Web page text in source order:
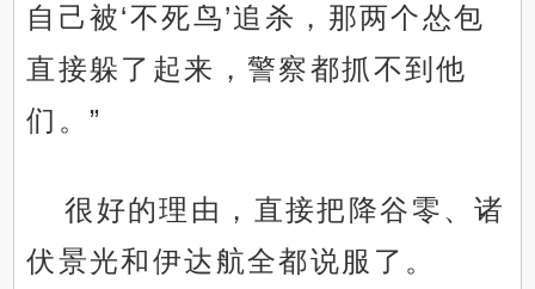
自己被‘不死鸟’追杀，那两个怂包
直接躲了起来，警察都抓不到他
们。”
很好的理由，直接把降谷零、诸
伏景光和伊达航全都说服了。